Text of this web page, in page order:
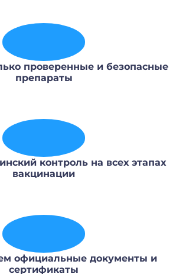
проверенные и безопасные
препараты
контроль на всех этапах
вакцинации
официальные документы и
сертификаты